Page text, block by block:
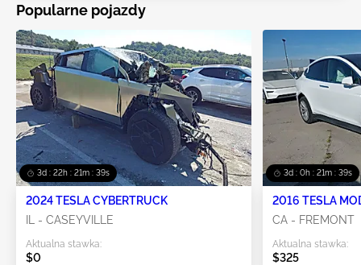
Popularne pojazdy
3d : 22h : 21m : 38s
2024 TESLA CYBERTRUCK
IL - CASEYVILLE
Aktualna stawka:
$0
3d : 0h : 21m : 38s
2016 TESLA
CA - FREMONT
Aktualna stawka:
$325